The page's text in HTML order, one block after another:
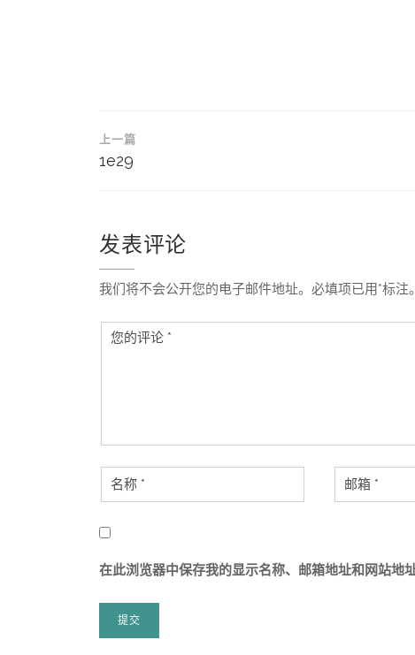
文
章
航
上一篇
1e29
发表评论
我们将不会公开您的电子邮件地址。必填项已用*标注。
在此浏览器中保存我的显示名称、邮箱地址和网站地